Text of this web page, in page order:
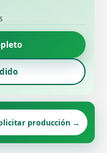
producción →